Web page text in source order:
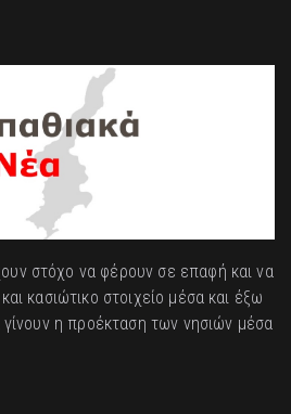
στόχο να φέρουν σε επαφή και να
κασιώτικο στοιχείο μέσα και έξω
η προέκταση των νησιών μέσα